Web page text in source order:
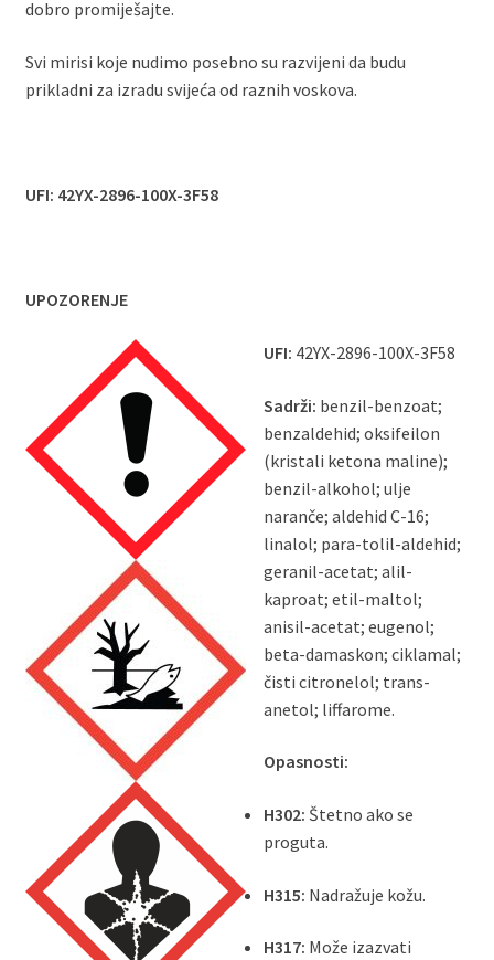
dobro promiješajte.
Svi mirisi koje nudimo posebno su razvijeni da budu
prikladni za izradu svijeća od raznih voskova.
UFI: 42YX-2896-100X-3F58
UPOZORENJE
UFI: 42YX-2896-100X-3F58
Sadrži: benzil-benzoat;
benzaldehid; oksifeilon
(kristali ketona maline);
benzil-alkohol; ulje
naranče; aldehid C-16;
linalol; para-tolil-aldehid;
geranil-acetat; alil-
kaproat; etil-maltol;
anisil-acetat; eugenol;
beta-damaskon; ciklamal;
čisti citronelol; trans-
anetol; liffarome.
Opasnosti:
H302: Štetno ako se
proguta.
H315: Nadražuje kožu.
H317: Može izazvati